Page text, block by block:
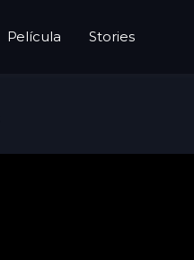
Película Stories